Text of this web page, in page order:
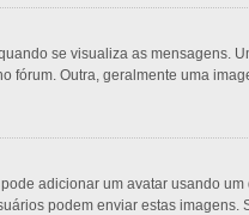
se visualiza as
Outra, geralmente uma
adicionar um avatar usando
podem enviar estas